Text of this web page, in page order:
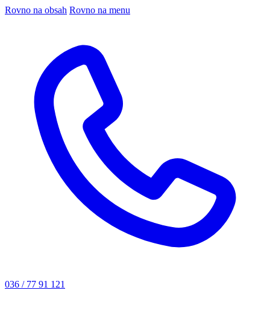
Rovno na obsah Rovno na menu
036 / 77 91 121